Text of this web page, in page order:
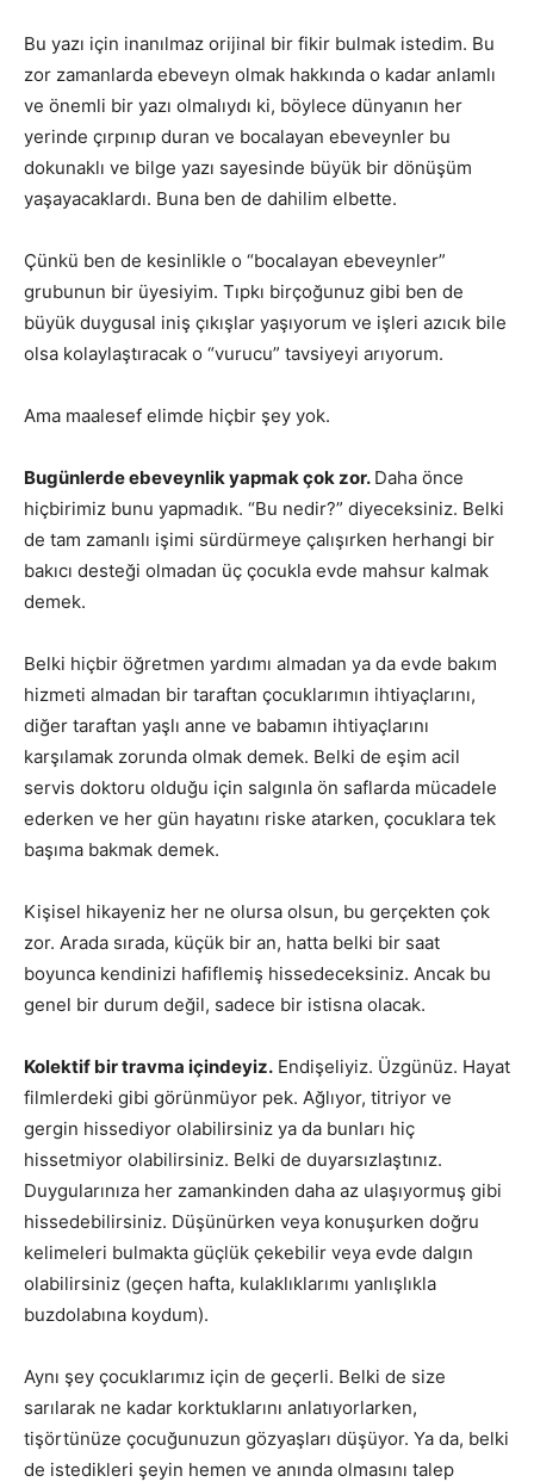
Bu yazı için inanılmaz orijinal bir fikir bulmak istedim. Bu
zor zamanlarda ebeveyn olmak hakkında o kadar anlamlı
ve önemli bir yazı olmalıydı ki, böylece dünyanın her
yerinde çırpınıp duran ve bocalayan ebeveynler bu
dokunaklı ve bilge yazı sayesinde büyük bir dönüşüm
yaşayacaklardı. Buna ben de dahilim elbette.
Çünkü ben de kesinlikle o “bocalayan ebeveynler”
grubunun bir üyesiyim. Tıpkı birçoğunuz gibi ben de
büyük duygusal iniş çıkışlar yaşıyorum ve işleri azıcık bile
olsa kolaylaştıracak o “vurucu” tavsiyeyi arıyorum.
Ama maalesef elimde hiçbir şey yok.
Bugünlerde ebeveynlik yapmak çok zor. Daha önce
hiçbirimiz bunu yapmadık. “Bu nedir?” diyeceksiniz. Belki
de tam zamanlı işimi sürdürmeye çalışırken herhangi bir
bakıcı desteği olmadan üç çocukla evde mahsur kalmak
demek.
Belki hiçbir öğretmen yardımı almadan ya da evde bakım
hizmeti almadan bir taraftan çocuklarımın ihtiyaçlarını,
diğer taraftan yaşlı anne ve babamın ihtiyaçlarını
karşılamak zorunda olmak demek. Belki de eşim acil
servis doktoru olduğu için salgınla ön saflarda mücadele
ederken ve her gün hayatını riske atarken, çocuklara tek
başıma bakmak demek.
Kişisel hikayeniz her ne olursa olsun, bu gerçekten çok
zor. Arada sırada, küçük bir an, hatta belki bir saat
boyunca kendinizi hafiflemiş hissedeceksiniz. Ancak bu
genel bir durum değil, sadece bir istisna olacak.
Kolektif bir travma içindeyiz. Endişeliyiz. Üzgünüz. Hayat
filmlerdeki gibi görünmüyor pek. Ağlıyor, titriyor ve
gergin hissediyor olabilirsiniz ya da bunları hiç
hissetmiyor olabilirsiniz. Belki de duyarsızlaştınız.
Duygularınıza her zamankinden daha az ulaşıyormuş gibi
hissedebilirsiniz. Düşünürken veya konuşurken doğru
kelimeleri bulmakta güçlük çekebilir veya evde dalgın
olabilirsiniz (geçen hafta, kulaklıklarımı yanlışlıkla
buzdolabına koydum).
Aynı şey çocuklarımız için de geçerli. Belki de size
sarılarak ne kadar korktuklarını anlatıyorlarken,
tişörtünüze çocuğunuzun gözyaşları düşüyor. Ya da, belki
de istedikleri şeyin hemen ve anında olmasını talep